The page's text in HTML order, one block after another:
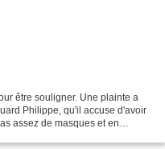
être souligner. Une plainte a
Philippe, qu'il accuse d'avoir
assez de masques et en